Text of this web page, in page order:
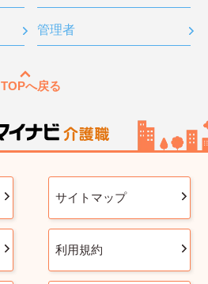
管理者
TOPへ戻る
サイトマップ
利用規約